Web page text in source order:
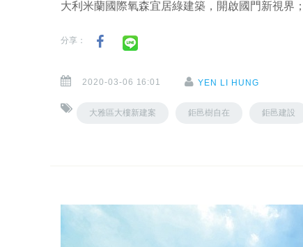
大利米蘭國際氧森宜居綠建築，開啟國門新視界
分享：
2020-03-06 16:01 YEN LI HUNG
大雅區大樓新建案 鉅邑樹自在 鉅邑建設